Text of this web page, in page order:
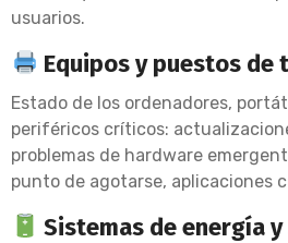
usuarios.
Equipos y puestos de
Estado de los ordenadores,
periféricos críticos:
problemas de hardware
punto de agotarse, aplicaciones
Sistemas de energía y